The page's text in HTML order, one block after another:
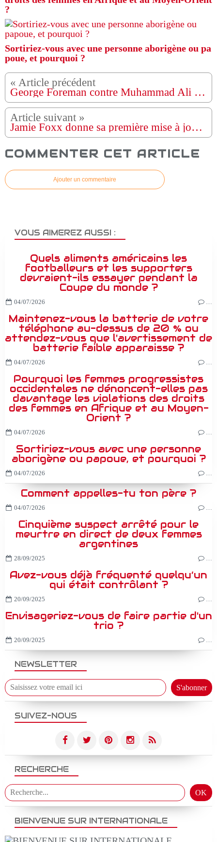
?
Sortiriez-vous avec une personne aborigène ou pa
poue, et pourquoi ?
George Foreman contre Muhammad Ali - 30 octobre 1974 - Combat entier - Rounds 1 à 8
Jamie Foxx donne sa première mise à jour publique depuis sa peur de la santé
COMMENTER CET ARTICLE
Ajouter un commentaire
NEWSLETTER
SUIVEZ-NOUS
RECHERCHE
BIENVENUE SUR INTERNATIONALE
VOUS AIMEREZ AUSSI :
Quels aliments américains les
footballeurs et les supporters
devraient-ils essayer pendant la
Coupe du monde ?
04/07/2026 …
Maintenez-vous la batterie de votre
téléphone au-dessus de 20 % ou
attendez-vous que l'avertissement de
batterie faible apparaisse ?
04/07/2026 …
Pourquoi les femmes progressistes
occidentales ne dénoncent-elles pas
davantage les violations des droits
des femmes en Afrique et au Moyen-
Orient ?
04/07/2026 …
Sortiriez-vous avec une personne
aborigène ou papoue, et pourquoi ?
04/07/2026 …
Comment appelles-tu ton père ?
04/07/2026 …
Cinquième suspect arrêté pour le
meurtre en direct de deux femmes
argentines
28/09/2025 …
Avez-vous déjà fréquenté quelqu’un
qui était contrôlant ?
20/09/2025 …
Envisageriez-vous de faire partie d'un
trio ?
20/09/2025 …